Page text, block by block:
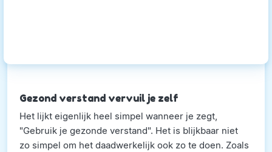
Gezond verstand vervuil je zelf
Het lijkt eigenlijk heel simpel wanneer je zegt,
"Gebruik je gezonde verstand". Het is blijkbaar niet
zo simpel om het daadwerkelijk ook zo te doen. Zoals